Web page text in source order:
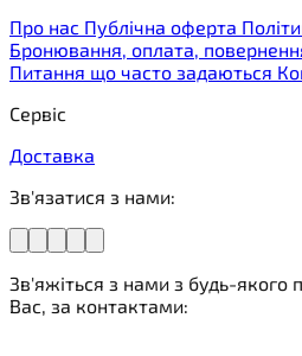
Про нас Публічна оферта
Бронювання, оплата,
Питання що часто задаються
Сервіс
Доставка
Зв'язатися з нами:
Зв'яжіться з нами з будь-якого
Вас, за контактами: